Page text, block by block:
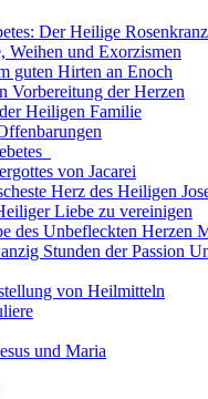
Der Heilige Rosenkranz
Weihen und Exorzismen
guten Hirten an Enoch
Vorbereitung der Herzen
Heiligen Familie
von Jacarei
Herz des Heiligen
Liebe zu vereinigen
des Unbefleckten Herzen
Stunden der Passion
von Heilmitteln
und Maria